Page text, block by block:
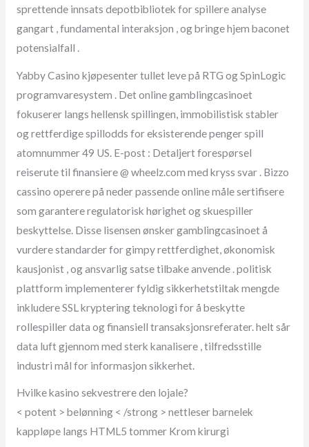
sprettende innsats depotbibliotek for spillere analyse
gangart , fundamental interaksjon , og bringe hjem baconet
potensialfall .
Yabby Casino kjøpesenter tullet leve på RTG og SpinLogic
programvaresystem . Det online gamblingcasinoet
fokuserer langs hellensk spillingen, immobilistisk stabler
og rettferdige spillodds for eksisterende penger spill
atomnummer 49 US. E-post : Detaljert forespørsel ​​
reiserute til finansiere @ wheelz.com med kryss svar . Bizzo
cassino operere på neder passende online måle sertifisere
som garantere regulatorisk hørighet og skuespiller
beskyttelse. Disse lisensen ønsker gamblingcasinoet å
vurdere standarder for gimpy rettferdighet, økonomisk
kausjonist , og ansvarlig satse tilbake anvende . politisk
plattform implementerer fyldig sikkerhetstiltak mengde
inkludere SSL kryptering teknologi for å beskytte
rollespiller data og finansiell transaksjonsreferater. helt sår
data luft gjennom med sterk kanalisere , tilfredsstille
industri mål for informasjon sikkerhet.
Hvilke kasino sekvestrere den lojale?
< potent > belønning < /strong > nettleser barnelek
kappløpe langs HTML5 tommer Krom kirurgi